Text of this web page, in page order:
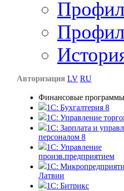
Авторизация LV RU
Финансовые программы
1С: Бухгалтерия 8
1C: Управление
1C: Зарплата и
персоналом 8
1C: Управление
произв.предприятием
1С:
Латвии
1C: Битрикс